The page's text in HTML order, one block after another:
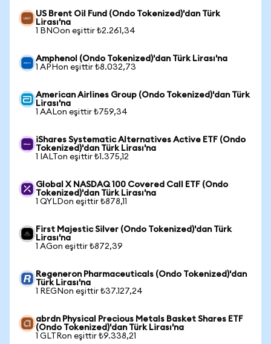
US Brent Oil Fund (Ondo Tokenized)'dan Türk
Lirası'na
1 BNOon eşittir ₺2.261,34
Amphenol (Ondo Tokenized)'dan Türk Lirası'na
1 APHon eşittir ₺8.032,73
American Airlines Group (Ondo Tokenized)'dan Türk
Lirası'na
1 AALon eşittir ₺759,34
iShares Systematic Alternatives Active ETF (Ondo
Tokenized)'dan Türk Lirası'na
1 IALTon eşittir ₺1.375,12
Global X NASDAQ 100 Covered Call ETF (Ondo
Tokenized)'dan Türk Lirası'na
1 QYLDon eşittir ₺878,11
First Majestic Silver (Ondo Tokenized)'dan Türk
Lirası'na
1 AGon eşittir ₺872,39
Regeneron Pharmaceuticals (Ondo Tokenized)'dan
Türk Lirası'na
1 REGNon eşittir ₺37.127,24
abrdn Physical Precious Metals Basket Shares ETF
(Ondo Tokenized)'dan Türk Lirası'na
1 GLTRon eşittir ₺9.338,21